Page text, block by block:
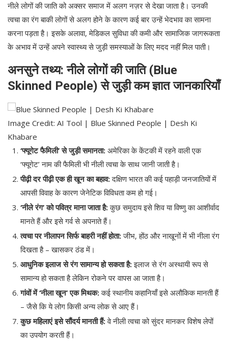
नीले लोगों की जाति को अक्सर समाज में अलग नज़र से देखा जाता है। उनकी
त्वचा का रंग बाकी लोगों से अलग होने के कारण कई बार उन्हें भेदभाव का सामना
करना पड़ता है। इसके अलावा, मेडिकल सुविधा की कमी और सामाजिक जागरूकता
के अभाव में उन्हें अपने स्वास्थ्य से जुड़ी समस्याओं के लिए मदद नहीं मिल पाती।
अनसुने तथ्य: नीले लोगों की जाति (Blue
Skinned People) से जुड़ी कम ज्ञात जानकारियाँ
Image Credit: AI Tool | Blue Skinned People | Desh Ki
Khabare
‘फ्यूगेट फैमिली’ से जुड़ी समानता: अमेरिका के केंटकी में रहने वाली एक
‘फ्यूगेट’ नाम की फैमिली भी नीली त्वचा के साथ जानी जाती है।
पीढ़ी दर पीढ़ी एक ही खून का बहाव:दक्षिण भारत की कई पहाड़ी जनजातियों में
आपसी विवाह के कारण जेनेटिक विविधता कम हो गई।
‘नीले रंग’ को पवित्र माना जाता है:कुछ समुदाय इसे शिव या विष्णु का आशीर्वाद
मानते हैं और इसे गर्व से अपनाते हैं।
त्वचा पर नीलापन सिर्फ बाहरी नहीं होता:जीभ, होंठ और नाखूनों में भी नीला रंग
दिखता है – खासकर ठंड में।
आधुनिक इलाज से रंग सामान्य हो सकता है:इलाज से रंग अस्थायी रूप से
सामान्य हो सकता है लेकिन रोकने पर वापस आ जाता है।
गांवों में ‘नीला खून’ एक मिथक:कई स्थानीय कहानियाँ इसे अलौकिक मानती हैं
– जैसे कि ये लोग किसी अन्य लोक से आए हैं।
कुछ महिलाएं इसे सौंदर्य मानती हैं:वे नीली त्वचा को सुंदर मानकर विशेष लेपों
का उपयोग करती हैं।